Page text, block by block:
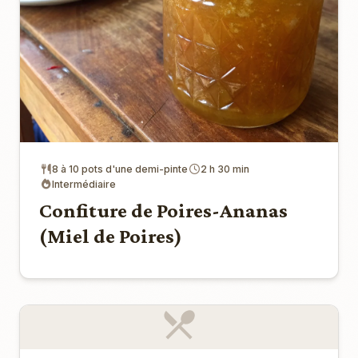
8 à 10 pots d'une demi-pinte
2 h 30 min
Intermédiaire
Confiture de Poires-Ananas
(Miel de Poires)